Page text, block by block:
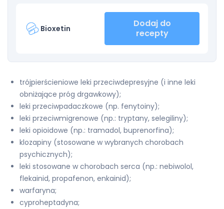
Bioxetin
Dodaj do
recepty
trójpierścieniowe leki przeciwdepresyjne (i inne leki
obniżające próg drgawkowy);
leki przeciwpadaczkowe (np. fenytoiny);
leki przeciwmigrenowe (np.: tryptany, selegiliny);
leki opioidowe (np.: tramadol, buprenorfina);
klozapiny (stosowane w wybranych chorobach
psychicznych);
leki stosowane w chorobach serca (np.: nebiwolol,
flekainid, propafenon, enkainid);
warfaryna;
cyproheptadyna;